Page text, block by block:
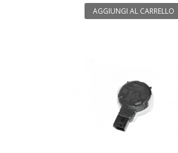
AGGIUNGI AL CARRELLO